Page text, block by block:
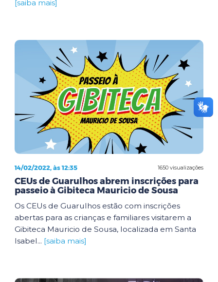
[saiba mais]
1650 visualizações
14/02/2022, às 12:35
CEUs de Guarulhos abrem inscrições para
passeio à Gibiteca Mauricio de Sousa
Os CEUs de Guarulhos estão com inscrições
abertas para as crianças e familiares visitarem a
Gibiteca Mauricio de Sousa, localizada em Santa
Isabel... [saiba mais]